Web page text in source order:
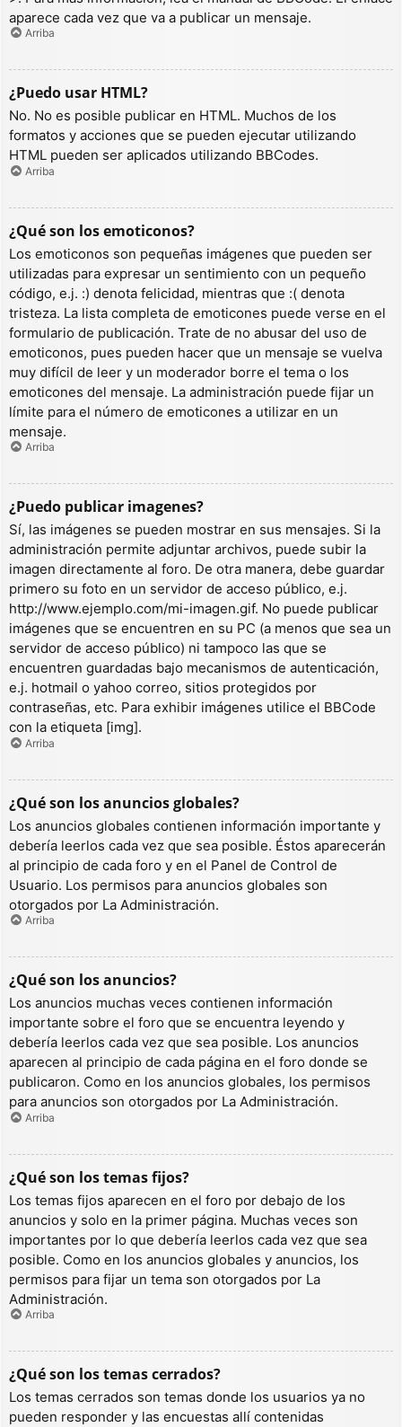
aparece cada vez que va a publicar un mensaje.
Arriba
¿Puedo usar HTML?
No. No es posible publicar en HTML. Muchos de los
formatos y acciones que se pueden ejecutar utilizando
HTML pueden ser aplicados utilizando BBCodes.
Arriba
¿Qué son los emoticonos?
Los emoticonos son pequeñas imágenes que pueden ser
utilizadas para expresar un sentimiento con un pequeño
código, e.j. :) denota felicidad, mientras que :( denota
tristeza. La lista completa de emoticones puede verse en el
formulario de publicación. Trate de no abusar del uso de
emoticonos, pues pueden hacer que un mensaje se vuelva
muy difícil de leer y un moderador borre el tema o los
emoticones del mensaje. La administración puede fijar un
límite para el número de emoticones a utilizar en un
mensaje.
Arriba
¿Puedo publicar imagenes?
Sí, las imágenes se pueden mostrar en sus mensajes. Si la
administración permite adjuntar archivos, puede subir la
imagen directamente al foro. De otra manera, debe guardar
primero su foto en un servidor de acceso público, e.j.
http://www.ejemplo.com/mi-imagen.gif. No puede publicar
imágenes que se encuentren en su PC (a menos que sea un
servidor de acceso público) ni tampoco las que se
encuentren guardadas bajo mecanismos de autenticación,
e.j. hotmail o yahoo correo, sitios protegidos por
contraseñas, etc. Para exhibir imágenes utilice el BBCode
con la etiqueta [img].
Arriba
¿Qué son los anuncios globales?
Los anuncios globales contienen información importante y
debería leerlos cada vez que sea posible. Éstos aparecerán
al principio de cada foro y en el Panel de Control de
Usuario. Los permisos para anuncios globales son
otorgados por La Administración.
Arriba
¿Qué son los anuncios?
Los anuncios muchas veces contienen información
importante sobre el foro que se encuentra leyendo y
debería leerlos cada vez que sea posible. Los anuncios
aparecen al principio de cada página en el foro donde se
publicaron. Como en los anuncios globales, los permisos
para anuncios son otorgados por La Administración.
Arriba
¿Qué son los temas fijos?
Los temas fijos aparecen en el foro por debajo de los
anuncios y solo en la primer página. Muchas veces son
importantes por lo que debería leerlos cada vez que sea
posible. Como en los anuncios globales y anuncios, los
permisos para fijar un tema son otorgados por La
Administración.
Arriba
¿Qué son los temas cerrados?
Los temas cerrados son temas donde los usuarios ya no
pueden responder y las encuestas allí contenidas